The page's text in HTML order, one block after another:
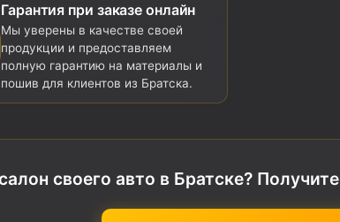
Гарантия при заказе онлайн
Мы уверены в качестве своей
продукции и предоставляем
полную гарантию на материалы и
пошив для клиентов из Братска.
своего авто в Братске?